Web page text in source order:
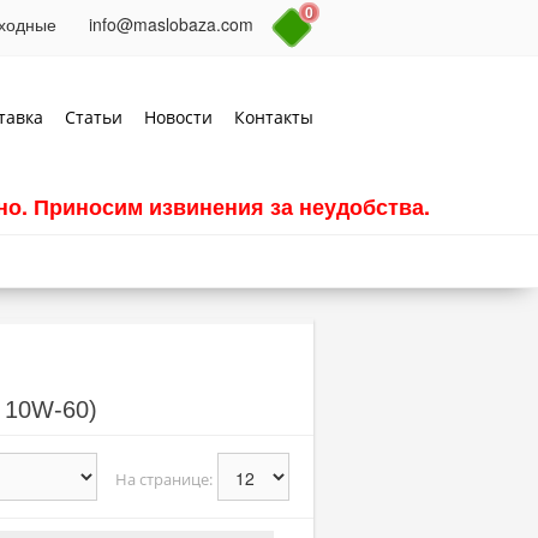
info@maslobaza.com 0
Статьи Новости Контакты
Приносим извинения за неудобства.
60)
На странице: